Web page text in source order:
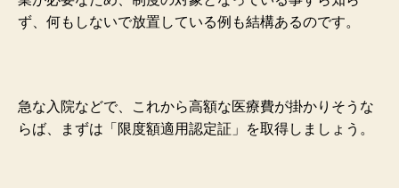
ず、何もしないで放置している例も結構あるのです。
急な入院などで、これから高額な医療費が掛かりそうな
らば、まずは「限度額適用認定証」を取得しましょう。